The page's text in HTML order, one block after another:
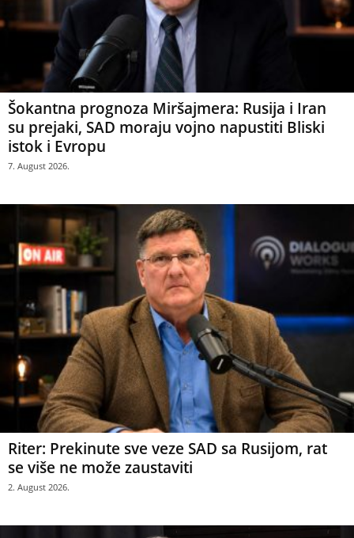
Šokantna prognoza Miršajmera: Rusija i Iran
su prejaki, SAD moraju vojno napustiti Bliski
istok i Evropu
7. August 2026.
Riter: Prekinute sve veze SAD sa Rusijom, rat
se više ne može zaustaviti
2. August 2026.